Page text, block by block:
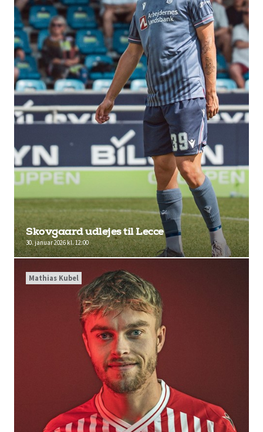
Skovgaard udlejes til Lecce
30. januar 2026 kl. 12:00
Mathias Kubel